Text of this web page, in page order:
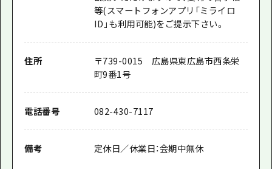
等(スマートフォンアプリ「ミライロ
ID」も利用可能)をご提示下さい。
住所
〒739-0015 広島県東広島市西条栄
町9番1号
電話番号 082-430-7117
備考 定休日／休業日：会期中無休